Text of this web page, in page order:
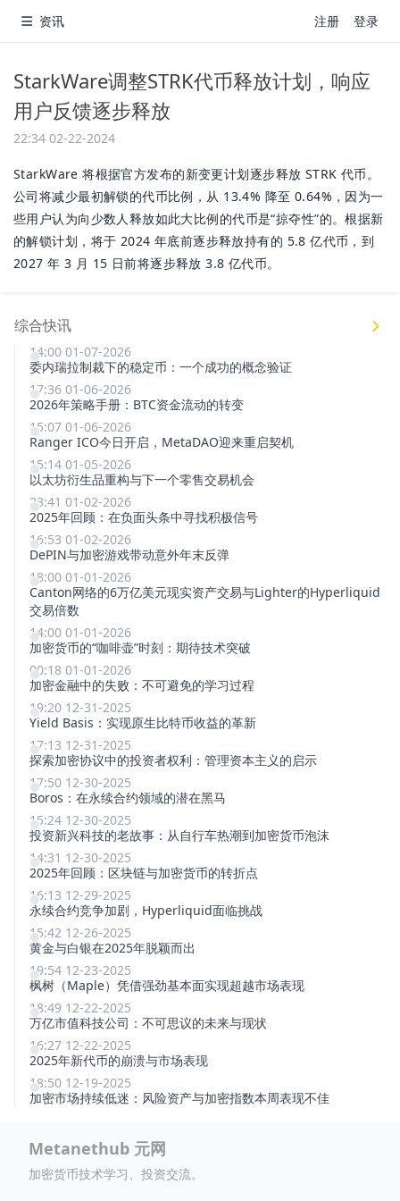
资讯 注册 登录
StarkWare调整STRK代币释放计划，响应
用户反馈逐步释放
22:34 02-22-2024
StarkWare 将根据官方发布的新变更计划逐步释放 STRK 代币。
公司将减少最初解锁的代币比例，从 13.4% 降至 0.64%，因为一
些用户认为向少数人释放如此大比例的代币是“掠夺性”的。根据新
的解锁计划，将于 2024 年底前逐步释放持有的 5.8 亿代币，到
2027 年 3 月 15 日前将逐步释放 3.8 亿代币。
综合快讯
14:00 01-07-2026
委内瑞拉制裁下的稳定币：一个成功的概念验证
17:36 01-06-2026
2026年策略手册：BTC资金流动的转变
15:07 01-06-2026
Ranger ICO今日开启，MetaDAO迎来重启契机
15:14 01-05-2026
以太坊衍生品重构与下一个零售交易机会
23:41 01-02-2026
2025年回顾：在负面头条中寻找积极信号
16:53 01-02-2026
DePIN与加密游戏带动意外年末反弹
18:00 01-01-2026
Canton网络的6万亿美元现实资产交易与Lighter的Hyperliquid
交易倍数
14:00 01-01-2026
加密货币的“咖啡壶”时刻：期待技术突破
00:18 01-01-2026
加密金融中的失败：不可避免的学习过程
19:20 12-31-2025
Yield Basis：实现原生比特币收益的革新
17:13 12-31-2025
探索加密协议中的投资者权利：管理资本主义的启示
17:50 12-30-2025
Boros：在永续合约领域的潜在黑马
15:24 12-30-2025
投资新兴科技的老故事：从自行车热潮到加密货币泡沫
14:31 12-30-2025
2025年回顾：区块链与加密货币的转折点
16:13 12-29-2025
永续合约竞争加剧，Hyperliquid面临挑战
15:42 12-26-2025
黄金与白银在2025年脱颖而出
19:54 12-23-2025
枫树（Maple）凭借强劲基本面实现超越市场表现
18:49 12-22-2025
万亿市值科技公司：不可思议的未来与现状
16:27 12-22-2025
2025年新代币的崩溃与市场表现
18:50 12-19-2025
加密市场持续低迷：风险资产与加密指数本周表现不佳
Metanethub 元网
加密货币技术学习、投资交流。